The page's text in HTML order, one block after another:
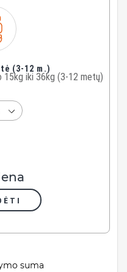
(3-12 m.)
15kg iki 36kg (3-12 metų)
suma